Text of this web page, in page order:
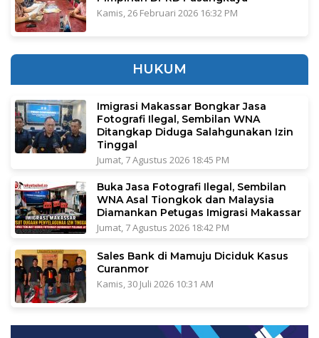
Kamis, 26 Februari 2026 16:32 PM
HUKUM
Imigrasi Makassar Bongkar Jasa
Fotografi Ilegal, Sembilan WNA
Ditangkap Diduga Salahgunakan Izin
Tinggal
Jumat, 7 Agustus 2026 18:45 PM
Buka Jasa Fotografi Ilegal, Sembilan
WNA Asal Tiongkok dan Malaysia
Diamankan Petugas Imigrasi Makassar
Jumat, 7 Agustus 2026 18:42 PM
Sales Bank di Mamuju Diciduk Kasus
Curanmor
Kamis, 30 Juli 2026 10:31 AM